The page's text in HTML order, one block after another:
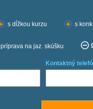
s dĺžkou kurzu s
príprava na jaz. skúšku
Kontaktný